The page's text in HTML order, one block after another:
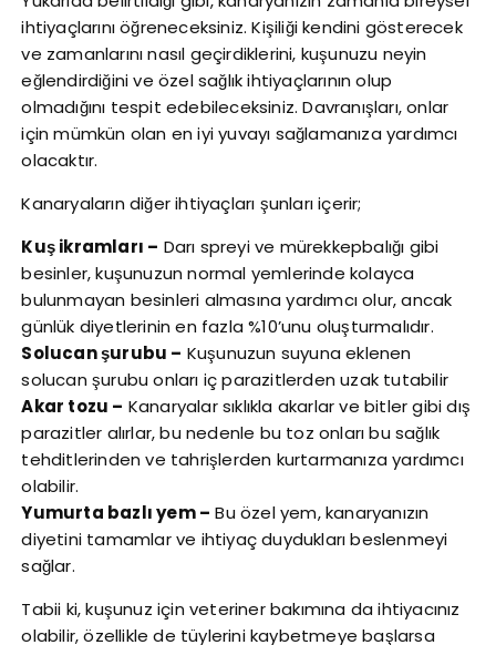
ihtiyaçlarını öğreneceksiniz. Kişiliği kendini gösterecek
ve zamanlarını nasıl geçirdiklerini, kuşunuzu neyin
eğlendirdiğini ve özel sağlık ihtiyaçlarının olup
olmadığını tespit edebileceksiniz. Davranışları, onlar
için mümkün olan en iyi yuvayı sağlamanıza yardımcı
olacaktır.
Kanaryaların diğer ihtiyaçları şunları içerir;
Kuş ikramları – Darı spreyi ve mürekkepbalığı gibi
besinler, kuşunuzun normal yemlerinde kolayca
bulunmayan besinleri almasına yardımcı olur, ancak
günlük diyetlerinin en fazla %10’unu oluşturmalıdır.
Solucan şurubu – Kuşunuzun suyuna eklenen
solucan şurubu onları iç parazitlerden uzak tutabilir
Akar tozu – Kanaryalar sıklıkla akarlar ve bitler gibi dış
parazitler alırlar, bu nedenle bu toz onları bu sağlık
tehditlerinden ve tahrişlerden kurtarmanıza yardımcı
olabilir.
Yumurta bazlı yem – Bu özel yem, kanaryanızın
diyetini tamamlar ve ihtiyaç duydukları beslenmeyi
sağlar.
Tabii ki, kuşunuz için veteriner bakımına da ihtiyacınız
olabilir, özellikle de tüylerini kaybetmeye başlarsa